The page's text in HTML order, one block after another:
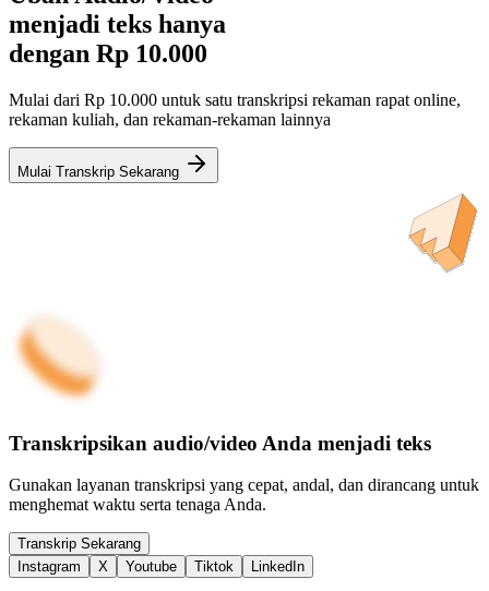
menjadi teks hanya
dengan Rp 10.000
Mulai dari Rp 10.000 untuk satu transkripsi rekaman rapat online,
rekaman kuliah, dan rekaman-rekaman lainnya
Mulai Transkrip Sekarang
Transkripsikan audio/video Anda menjadi teks
Gunakan layanan transkripsi yang cepat, andal, dan dirancang untuk
menghemat waktu serta tenaga Anda.
Transkrip Sekarang
Instagram
X Youtube Tiktok LinkedIn